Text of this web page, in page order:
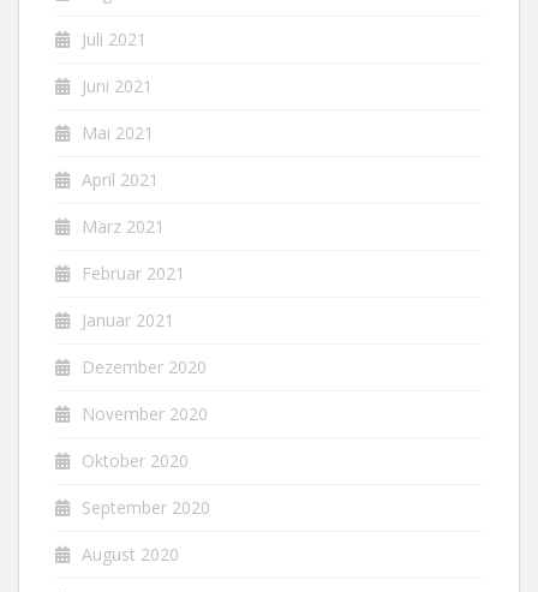
Juli 2021
Juni 2021
Mai 2021
April 2021
März 2021
Februar 2021
Januar 2021
Dezember 2020
November 2020
Oktober 2020
September 2020
August 2020